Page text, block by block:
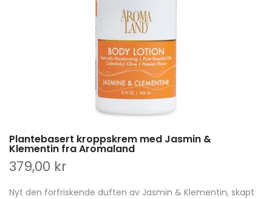
Plantebasert kroppskrem med Jasmin &
Klementin fra Aromaland
379,00 kr
Nyt den forfriskende duften av Jasmin & Klementin, skapt